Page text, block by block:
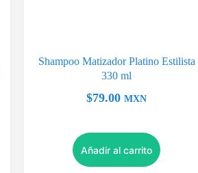
Shampoo Matizador Platino Estilista
330 ml
$79.00 MXN
Añadir al carrito